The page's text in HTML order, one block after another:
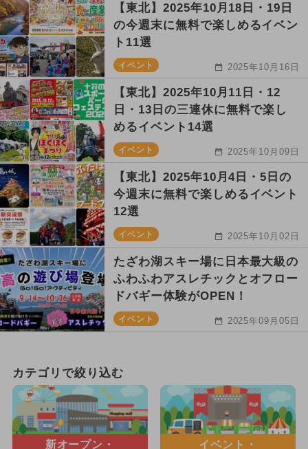
【東北】2025年10月18日・19日
の今週末に無料で楽しめるイベン
ト11選
イベント 2025年10月16日
【東北】2025年10月11日・12
日・13日の三連休に無料で楽し
めるイベント14選
イベント 2025年10月09日
【東北】2025年10月4日・5日の
今週末に無料で楽しめるイベント
12選
イベント 2025年10月02日
たざわ湖スキー場に日本最大級の
ふわふわアスレチックとオフロー
ドバギー体験がOPEN！
イベント 2025年09月05日
カテゴリで絞り込む
新オープン・
イベント・